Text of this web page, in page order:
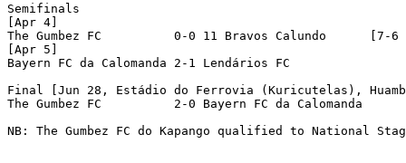
Semifinals
[Apr 4]
The Gumbez FC	       0-0 11 Bravos Calundo      [7-6 pen]
[Apr 5]
Bayern FC da Calomanda 2-1 Lendários FC
Final [Jun 28, Estádio do Ferrovia (Kuricutelas),
The Gumbez FC	       2-0 Bayern FC da Calomanda
NB: The Gumbez FC do Kapango qualified to National